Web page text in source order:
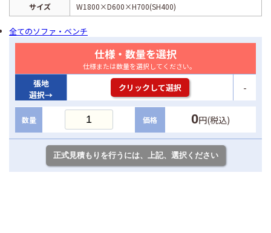
サイズ
W1800×D600×H700(SH400)
全てのソファ・ベンチ
仕様・数量を選択
仕様または数量を選択してください。
張地
選択→
クリックして選択 -
数量 価格 0円(税込)